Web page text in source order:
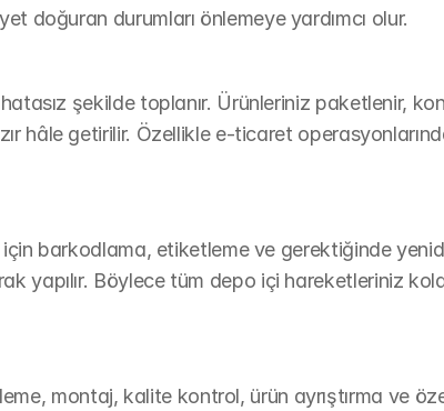
doğuran durumları önlemeye yardımcı olur.
şekilde toplanır. Ürünleriniz paketlenir,
hâle getirilir. Özellikle e-ticaret
için barkodlama, etiketleme ve gerektiğinde
yapılır. Böylece tüm depo içi hareketleriniz
montaj, kalite kontrol, ürün ayrıştırma ve